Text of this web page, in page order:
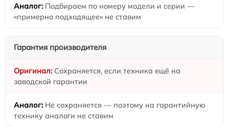
Подбираем по номеру модели и серии —
«примерно подходящее» не ставим
Гарантия производителя
Сохраняется, если техника ещё на
заводской гарантии
Не сохраняется — поэтому на гарантийную
технику аналоги не ставим